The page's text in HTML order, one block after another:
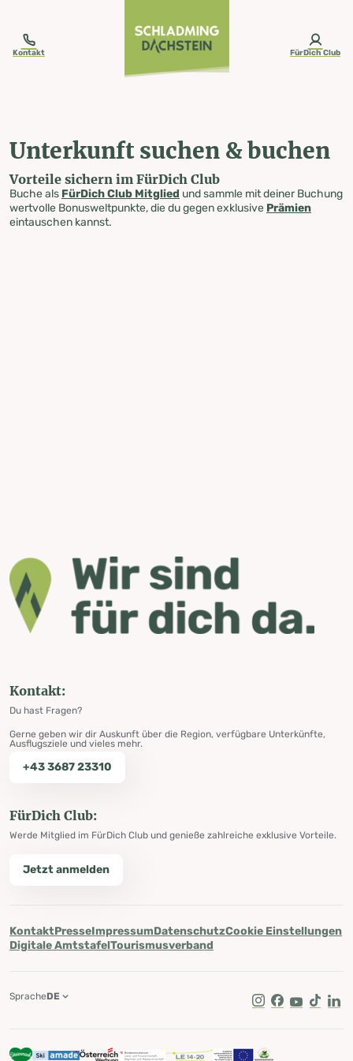
Kontakt FürDich Club
Unterkunft suchen & buchen
Vorteile sichern im FürDich Club
Buche als FürDich Club Mitglied und sammle mit deiner Buchung
wertvolle Bonusweltpunkte, die du gegen exklusive Prämien
eintauschen kannst.
Kontakt:
Du hast Fragen?
Gerne geben wir dir Auskunft über die Region, verfügbare Unterkünfte,
Ausflugsziele und vieles mehr.
+43 3687 23310
FürDich Club:
Werde Mitglied im FürDich Club und genieße zahlreiche exklusive Vorteile.
Jetzt anmelden
KontaktPresseImpressumDatenschutzCookie Einstellungen
Digitale AmtstafelTourismusverband
Instagram
Facebook
Youtube
Tik Tok
SpracheDE